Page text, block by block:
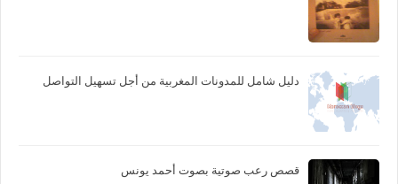
دليل شامل للمدونات المغربية من أجل تسهيل التواصل
قصص رعب صوتية بصوت أحمد يونس